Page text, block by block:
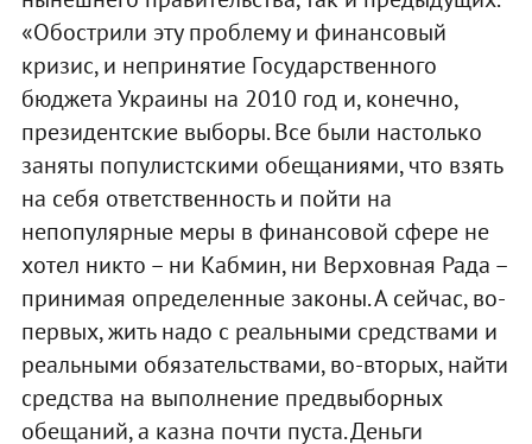
«Обострили эту проблему и финансовый
кризис, и непринятие Государственного
бюджета Украины на 2010 год и, конечно,
президентские выборы. Все были настолько
заняты популистскими обещаниями, что взять
на себя ответственность и пойти на
непопулярные меры в финансовой сфере не
хотел никто – ни Кабмин, ни Верховная Рада –
принимая определенные законы. А сейчас, во-
первых, жить надо с реальными средствами и
реальными обязательствами, во-вторых, найти
средства на выполнение предвыборных
обещаний, а казна почти пуста. Деньги